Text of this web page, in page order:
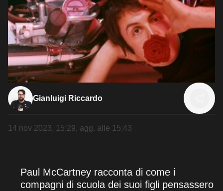
Gianluigi Riccardo
14 nov 2023, 15:29, agg. alle 15:43
Paul McCartney racconta di come i
compagni di scuola dei suoi figli pensassero